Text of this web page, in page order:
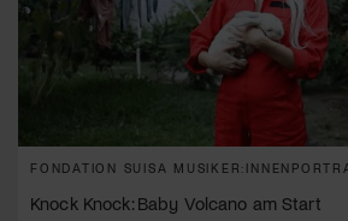
FONDATION SUISA
Knock Knock: Baby Volcano am Start